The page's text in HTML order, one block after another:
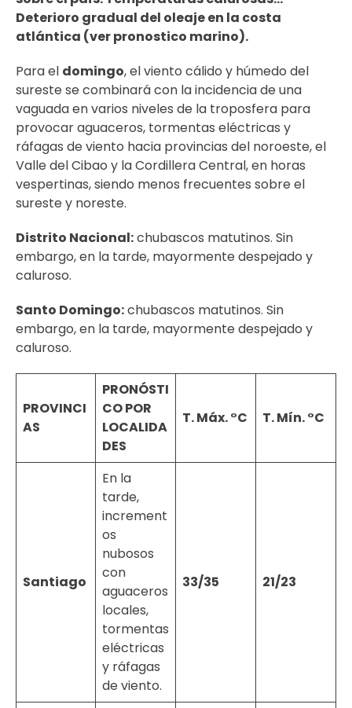
Deterioro gradual del oleaje en la costa
atlántica (ver pronostico marino).
Para el domingo, el viento cálido y húmedo del
sureste se combinará con la incidencia de una
vaguada en varios niveles de la troposfera para
provocar aguaceros, tormentas eléctricas y
ráfagas de viento hacia provincias del noroeste, el
Valle del Cibao y la Cordillera Central, en horas
vespertinas, siendo menos frecuentes sobre el
sureste y noreste.
Distrito Nacional:chubascos matutinos. Sin
embargo, en la tarde, mayormente despejado y
caluroso.
Santo Domingo:chubascos matutinos. Sin
embargo, en la tarde, mayormente despejado y
caluroso.
PROVINCI
AS
PRONÓSTI
CO POR
LOCALIDA
DES
T. Máx. °C T. Mín. °C
Santiago
En la
tarde,
increment
os
nubosos
con
aguaceros
locales,
tormentas
eléctricas
y ráfagas
de viento.
33/35 21/23